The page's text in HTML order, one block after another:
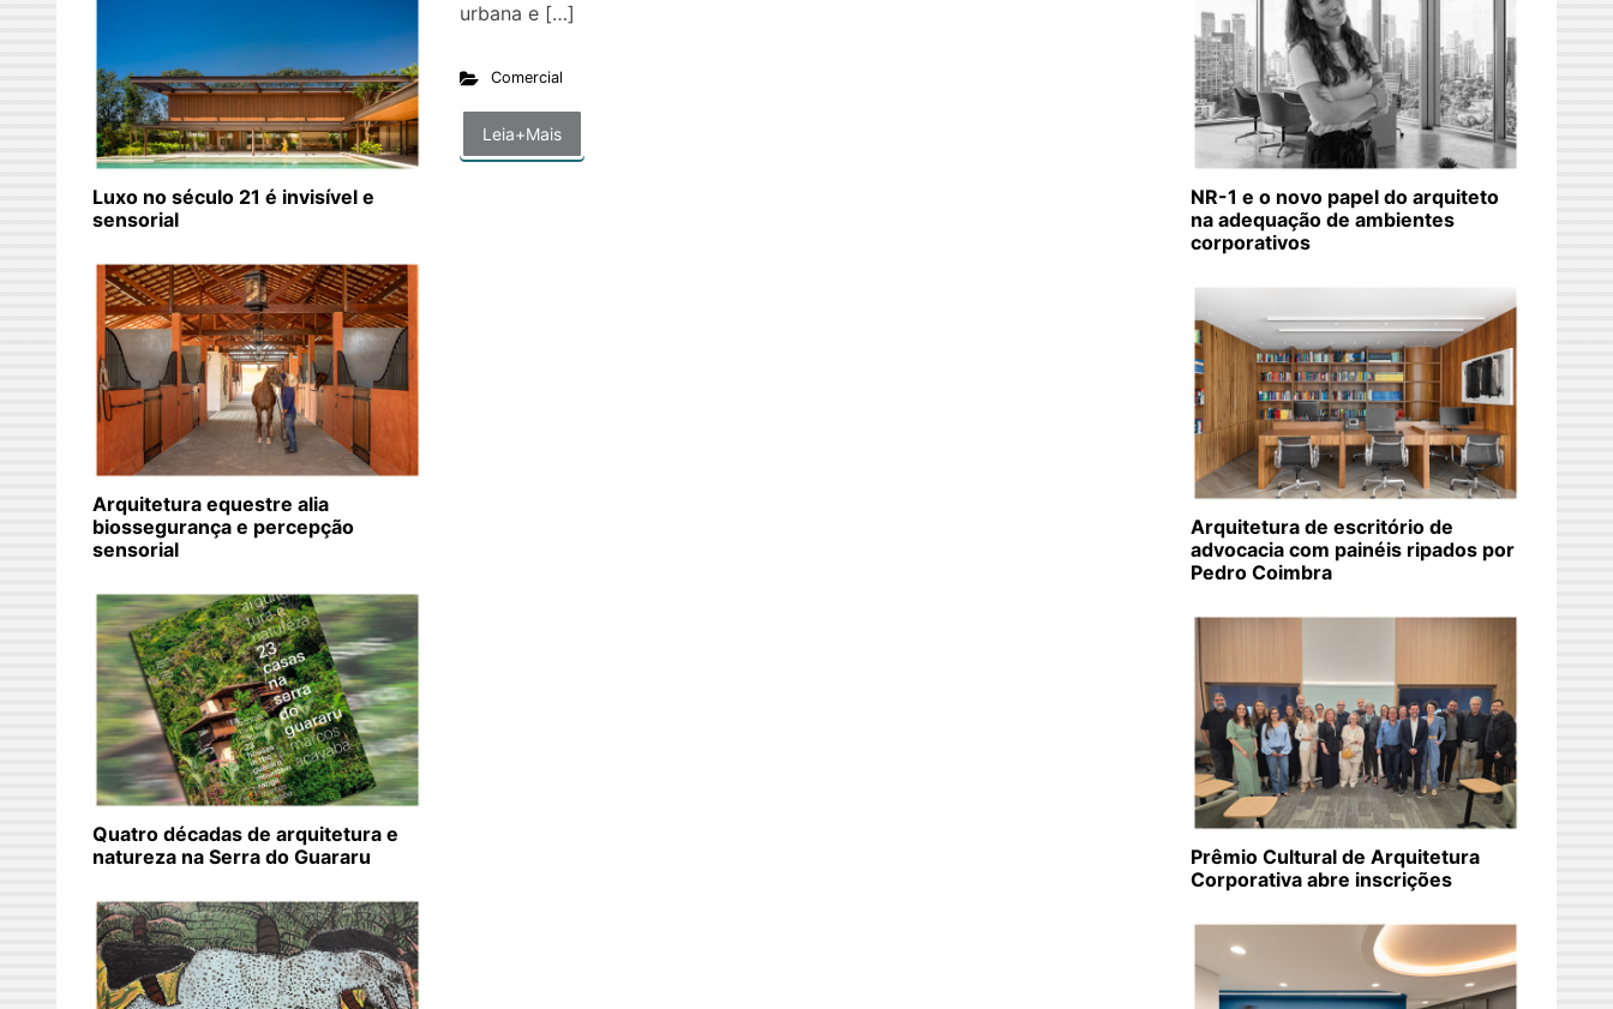
urbana e […]
Comercial
Leia+Mais
Luxo no século 21 é invisível e
sensorial
Arquitetura equestre alia
biossegurança e percepção
sensorial
Quatro décadas de arquitetura e
natureza na Serra do Guararu
NR-1 e o novo papel do arquiteto
na adequação de ambientes
corporativos
Arquitetura de escritório de
advocacia com painéis ripados por
Pedro Coimbra
Prêmio Cultural de Arquitetura
Corporativa abre inscrições